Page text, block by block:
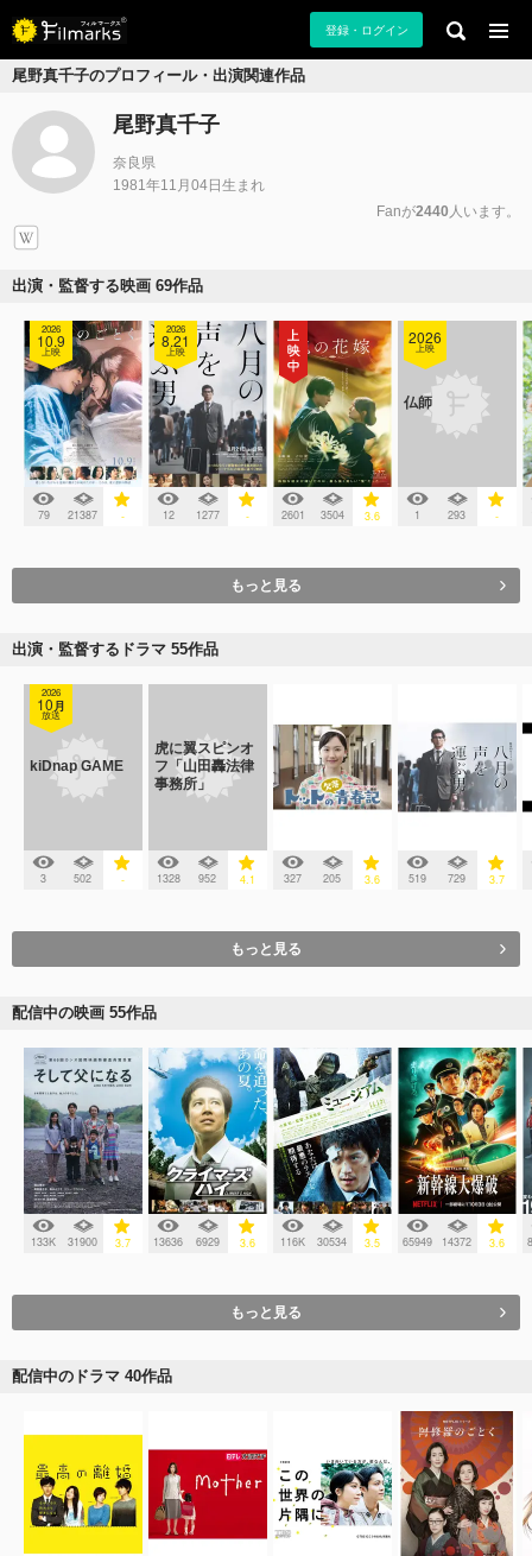
登録・ログイン
尾野真千子のプロフィール・出演関連作品
尾野真千子
奈良県
1981年11月04日生まれ
Fanが2440 人います。
出演・監督する映画 69作品
2026
10.9
上映
79 21387 -
2026
8.21
上映
12 1277 - 2601 3504 3.6
仏師
2026
上映
1 293 -
もっと見る
出演・監督するドラマ 55作品
kiDnap GAME
2026
10 月
放送
3 502 -
虎に翼スピンオ
フ「山田轟法律
事務所」
1328 952 4.1 327 205 3.6 519 729 3.7
もっと見る
配信中の映画 55作品
133K 31900 3.7 13636 6929 3.6 116K 30534 3.5 65949 14372 3.6
もっと見る
配信中のドラマ 40作品